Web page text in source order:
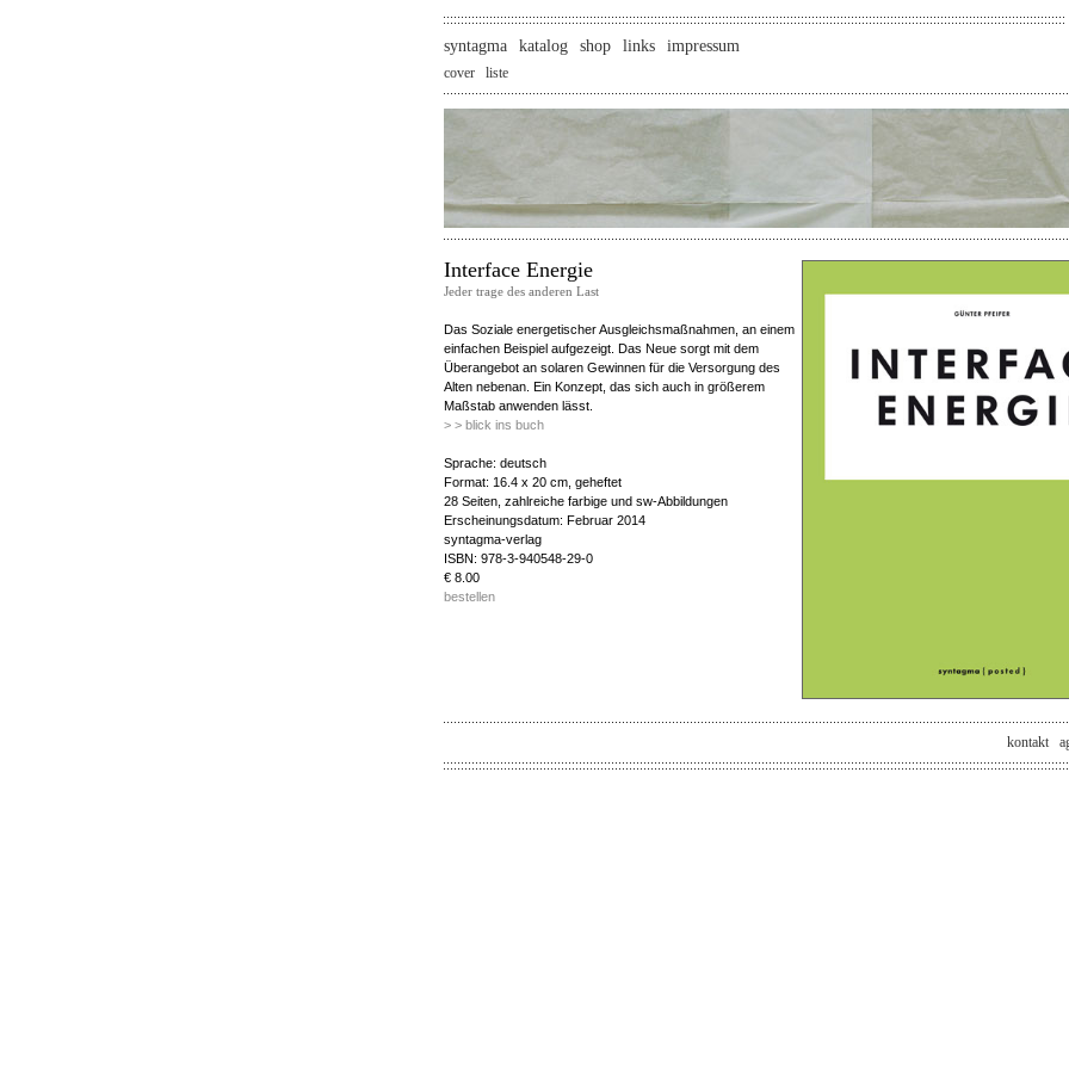
syntagma katalog shop links impressum
cover liste
Interface Energie
Jeder trage des anderen Last
Das Soziale energetischer Ausgleichsmaßnahmen, an einem
einfachen Beispiel aufgezeigt. Das Neue sorgt mit dem
Überangebot an solaren Gewinnen für die Versorgung des
Alten nebenan. Ein Konzept, das sich auch in größerem
Maßstab anwenden lässt.
> > blick ins buch
Sprache: deutsch
Format: 16.4 x 20 cm, geheftet
28 Seiten, zahlreiche farbige und sw-Abbildungen
Erscheinungsdatum: Februar 2014
syntagma-verlag
ISBN: 978-3-940548-29-0
€ 8.00
bestellen
kontakt